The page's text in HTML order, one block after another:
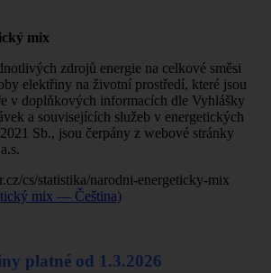
mix
zdrojů energie na celkové směsi
elektřiny na životní prostředí, které jsou
v doplňkových informacích dle Vyhlášky
a souvisejících služeb v energetických
Sb., jsou čerpány z webové stránky
cs/statistika/narodni-energeticky-mix
mix — Čeština)
platné od 1.3.2026